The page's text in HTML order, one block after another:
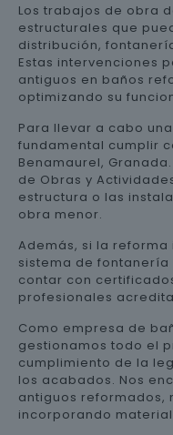
Los trabajos de obra
estructurales que
distribución,
Estas intervenciones
antiguos en baños
optimizando su
Para llevar a cabo
fundamental cumplir
Benamaurel,
de Obras y
estructura o las
obra menor.
Además, si la
sistema de
contar con
profesionales
Como empresa de
gestionamos todo el
cumplimiento de la
los acabados. Nos
antiguos reformados,
incorporando